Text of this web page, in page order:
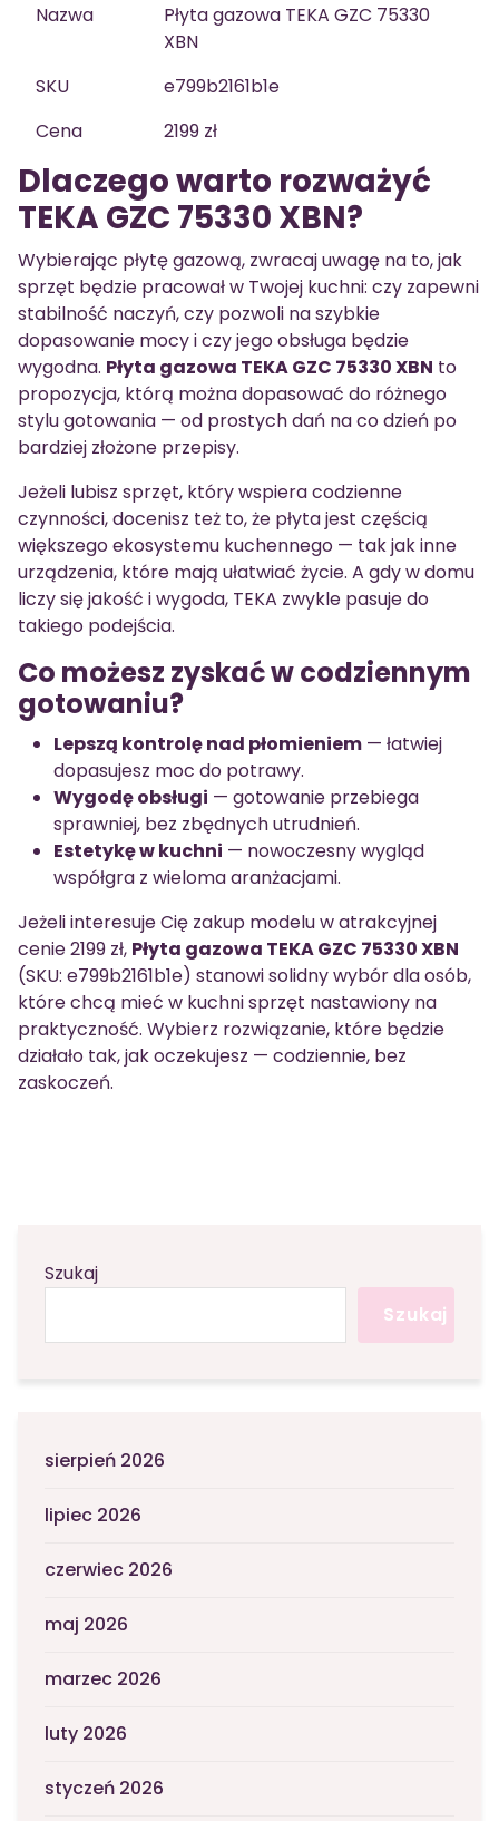
Nazwa
Płyta gazowa TEKA GZC 75330
XBN
SKU
e799b2161b1e
Cena
2199 zł
Dlaczego warto rozważyć
TEKA GZC 75330 XBN?
Wybierając płytę gazową, zwracaj uwagę na to, jak
sprzęt będzie pracował w Twojej kuchni: czy zapewni
stabilność naczyń, czy pozwoli na szybkie
dopasowanie mocy i czy jego obsługa będzie
wygodna. Płyta gazowa TEKA GZC 75330 XBN to
propozycja, którą można dopasować do różnego
stylu gotowania — od prostych dań na co dzień po
bardziej złożone przepisy.
Jeżeli lubisz sprzęt, który wspiera codzienne
czynności, docenisz też to, że płyta jest częścią
większego ekosystemu kuchennego — tak jak inne
urządzenia, które mają ułatwiać życie. A gdy w domu
liczy się jakość i wygoda, TEKA zwykle pasuje do
takiego podejścia.
Co możesz zyskać w codziennym
gotowaniu?
Lepszą kontrolę nad płomieniem — łatwiej
dopasujesz moc do potrawy.
Wygodę obsługi — gotowanie przebiega
sprawniej, bez zbędnych utrudnień.
Estetykę w kuchni — nowoczesny wygląd
współgra z wieloma aranżacjami.
Jeżeli interesuje Cię zakup modelu w atrakcyjnej
cenie 2199 zł, Płyta gazowa TEKA GZC 75330 XBN
(SKU: e799b2161b1e) stanowi solidny wybór dla osób,
które chcą mieć w kuchni sprzęt nastawiony na
praktyczność. Wybierz rozwiązanie, które będzie
działało tak, jak oczekujesz — codziennie, bez
zaskoczeń.
Szukaj
Szukaj
sierpień 2026
lipiec 2026
czerwiec 2026
maj 2026
marzec 2026
luty 2026
styczeń 2026